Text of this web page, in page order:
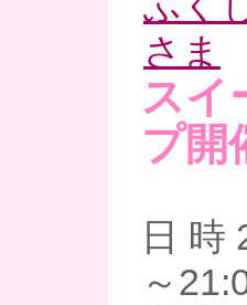
スイ
プ開
日 時
～